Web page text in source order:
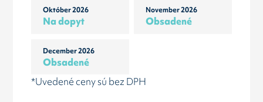
Október 2026
Na dopyt
November 2026
Obsadené
December 2026
Obsadené
*Uvedené ceny sú bez DPH